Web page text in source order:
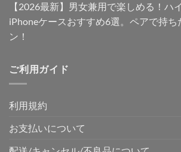
【2026最新】男女兼用で楽しめる！ハ
iPhoneケースおすすめ6選。ペアで持ち
ン！
ご利用ガイド
利用規約
お支払いについて